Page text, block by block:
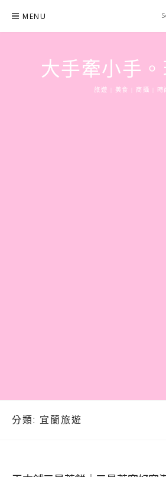
content
MENU
大手牽小手
旅遊 | 美食 | 商攝 | 時
分類: 宜蘭旅遊